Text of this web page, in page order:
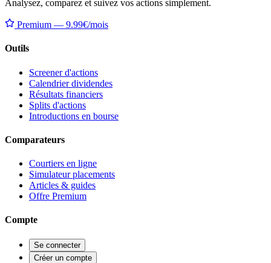
Analysez, comparez et suivez vos actions simplement.
Premium — 9.99€/mois
Outils
Screener d'actions
Calendrier dividendes
Résultats financiers
Splits d'actions
Introductions en bourse
Comparateurs
Courtiers en ligne
Simulateur placements
Articles & guides
Offre Premium
Compte
Se connecter
Créer un compte